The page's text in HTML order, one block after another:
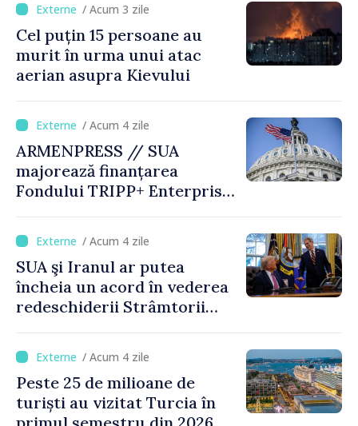
/ Acum 3 zile
Cel puțin 15 persoane au
murit în urma unui atac
aerian asupra Kievului
/ Acum 4 zile
ARMENPRESS // SUA
majorează finanțarea
Fondului TRIPP+ Enterprise
milioane de dolari
/ Acum 4 zile
SUA şi Iranul ar putea
încheia un acord în vederea
redeschiderii Strâmtorii
anunţă secretarul american
al Trezoreriei
/ Acum 4 zile
Peste 25 de milioane de
turiști au vizitat Turcia în